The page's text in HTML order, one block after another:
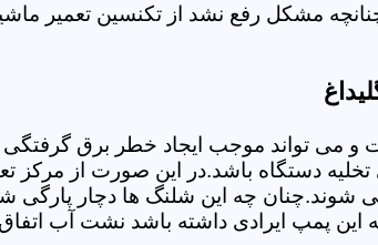
مشکل رفع نشد از تکنسین تعمیر
می تواند موجب ایجاد خطر برق
دستگاه باشد.در این صورت از مرکز
شوند.چنان چه این شلنگ ها دچار پارگی
این پمپ ایرادی داشته باشد نشت آب